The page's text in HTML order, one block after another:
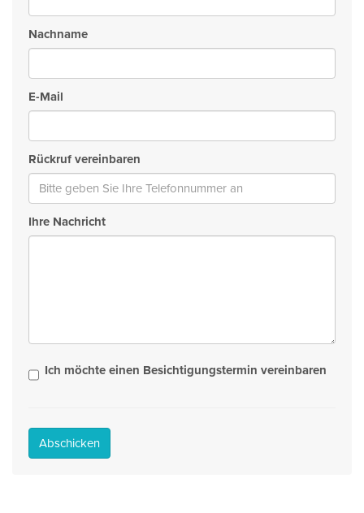
Nachname
E-Mail
Rückruf vereinbaren
Ihre Nachricht
Ich möchte einen Besichtigungstermin vereinbaren
Abschicken